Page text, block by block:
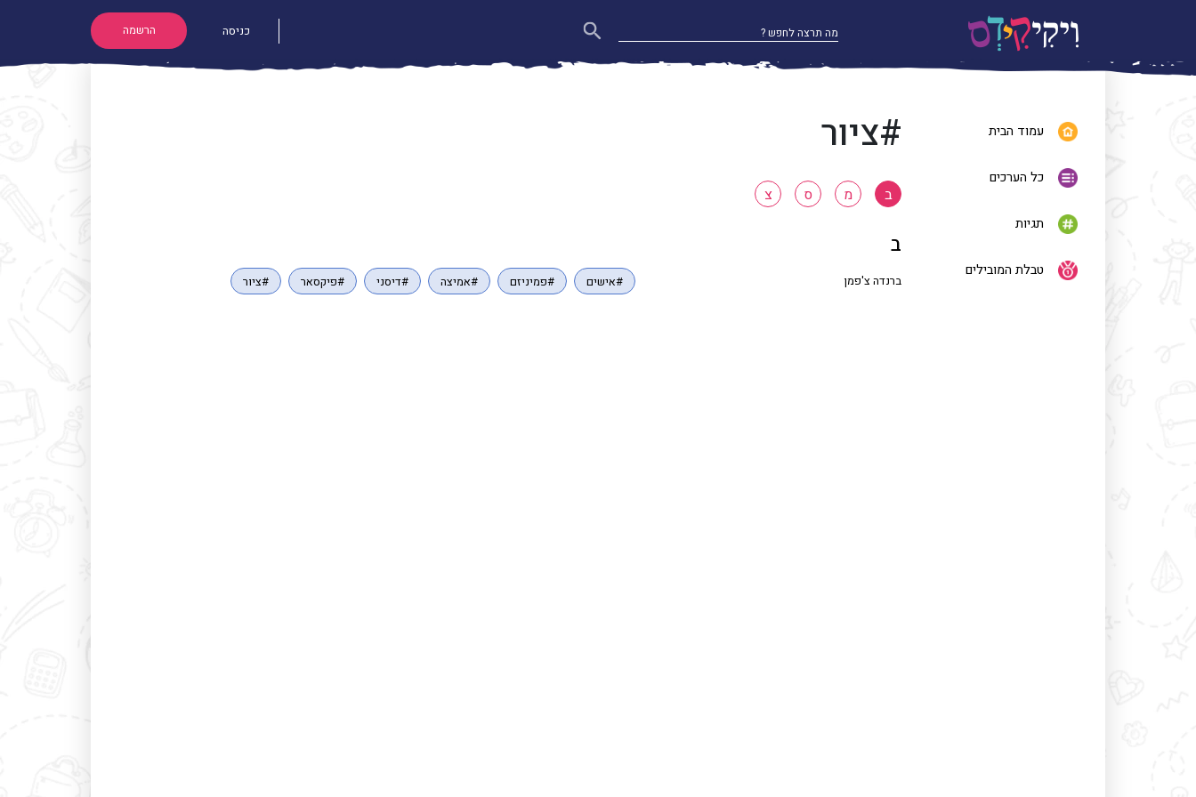
כניסה הרשמה
עמוד הבית
כל הערכים
תגיות
טבלת המובילים
#ציור
ב מ ס צ
ב
ברנדה צ'פמן #אישים #פמיניזם #אמיצה #דיסני #פיקסאר #ציור